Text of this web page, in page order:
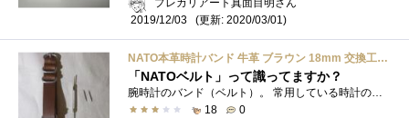
プレカリアート真面目明さん
2019/12/03
(更新: 2020/03/01)
NATO本革時計バンド 牛革 ブラウン 18mm 交換工具 バネ棒付
「NATOベルト」って識ってますか？
18
0